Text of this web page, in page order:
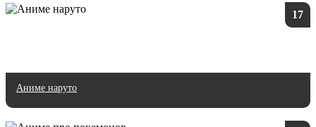
17
Аниме наруто